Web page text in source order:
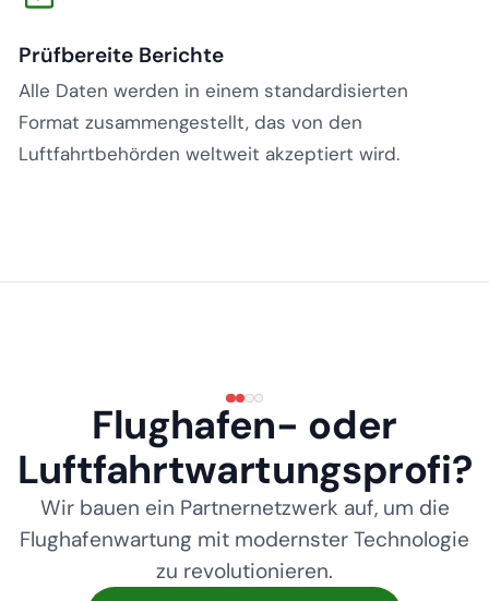
Prüfbereite Berichte
Alle Daten werden in einem standardisierten
Format zusammengestellt, das von den
Luftfahrtbehörden weltweit akzeptiert wird.
Flughafen- oder
Luftfahrtwartungsprofi?
Wir bauen ein Partnernetzwerk auf, um die
Flughafenwartung mit modernster Technologie
zu revolutionieren.